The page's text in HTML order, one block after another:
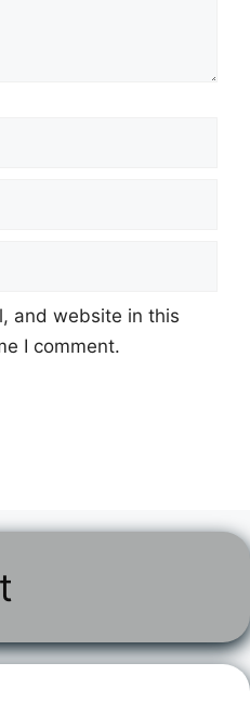
and website in this
I comment.